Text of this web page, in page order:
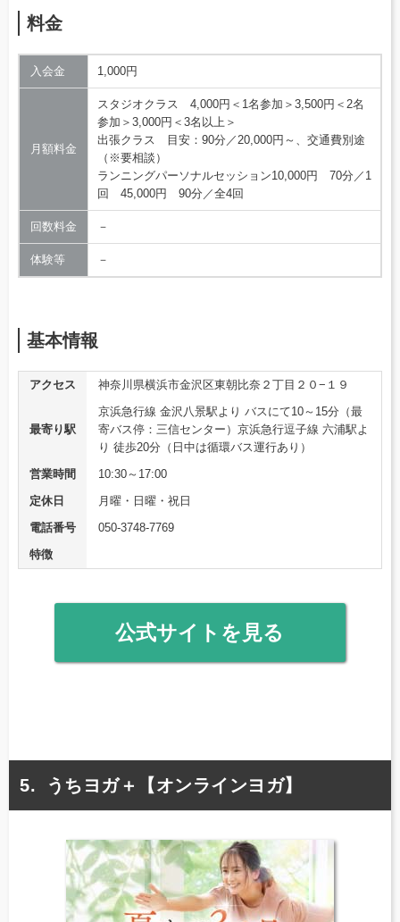
料金
入会金 1,000円
月額料金
スタジオクラス 4,000円＜1名参加＞3,500円＜2名
参加＞3,000円＜3名以上＞
出張クラス 目安：90分／20,000円～、交通費別途
（※要相談）
ランニングパーソナルセッション10,000円 70分／1
回 45,000円 90分／全4回
回数料金 －
体験等 －
基本情報
アクセス 神奈川県横浜市金沢区東朝比奈２丁目２０−１９
最寄り駅
京浜急行線 金沢八景駅より バスにて10～15分（最
寄バス停：三信センター）京浜急行逗子線 六浦駅よ
り 徒歩20分（日中は循環バス運行あり）
営業時間
10:30～17:00
定休日
月曜・日曜・祝日
電話番号
050-3748-7769
特徴
公式サイトを見る
うちヨガ＋【オンラインヨガ】